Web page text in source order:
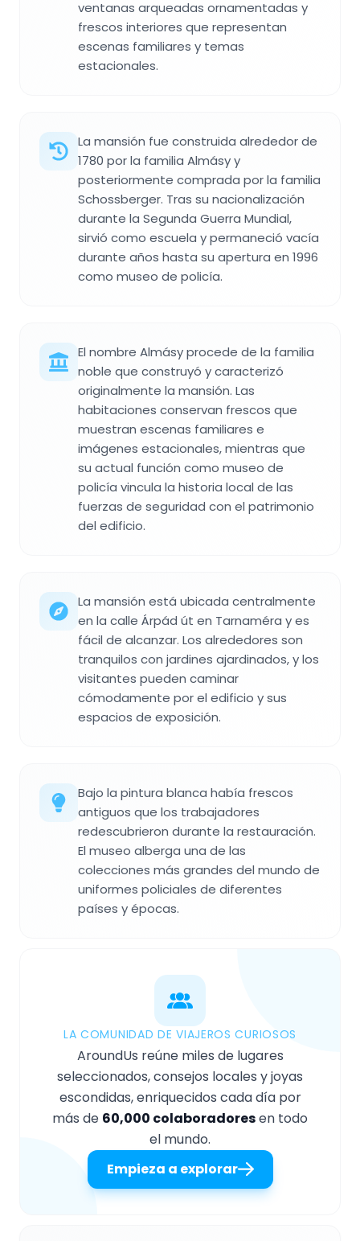
ventanas arqueadas ornamentadas y
frescos interiores que representan
escenas familiares y temas
estacionales.
La mansión fue construida alrededor de
1780 por la familia Almásy y
posteriormente comprada por la familia
Schossberger. Tras su nacionalización
durante la Segunda Guerra Mundial,
sirvió como escuela y permaneció vacía
durante años hasta su apertura en 1996
como museo de policía.
El nombre Almásy procede de la familia
noble que construyó y caracterizó
originalmente la mansión. Las
habitaciones conservan frescos que
muestran escenas familiares e
imágenes estacionales, mientras que
su actual función como museo de
policía vincula la historia local de las
fuerzas de seguridad con el patrimonio
del edificio.
La mansión está ubicada centralmente
en la calle Árpád út en Tarnaméra y es
fácil de alcanzar. Los alrededores son
tranquilos con jardines ajardinados, y los
visitantes pueden caminar
cómodamente por el edificio y sus
espacios de exposición.
Bajo la pintura blanca había frescos
antiguos que los trabajadores
redescubrieron durante la restauración.
El museo alberga una de las
colecciones más grandes del mundo de
uniformes policiales de diferentes
países y épocas.
LA COMUNIDAD DE VIAJEROS CURIOSOS
AroundUs reúne miles de lugares
seleccionados, consejos locales y joyas
escondidas, enriquecidos cada día por
más de 60,000 colaboradoresen todo
el mundo.
Empieza a explorar